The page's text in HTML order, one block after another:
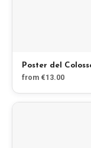
Poster del
from €13.00